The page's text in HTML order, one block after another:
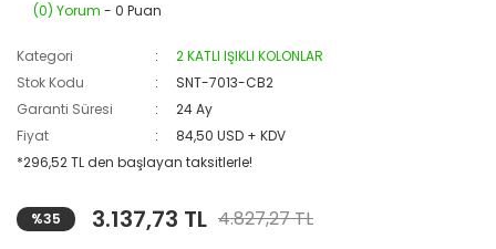
(0) Yorum - 0 Puan
Kategori
2 KATLI IŞIKLI KOLONLAR
Stok Kodu
SNT-7013-CB2
Garanti Süresi
24 Ay
Fiyat
84,50 USD + KDV
*296,52 TL den başlayan taksitlerle!
%35 3.137,73 TL 4.827,27 TL